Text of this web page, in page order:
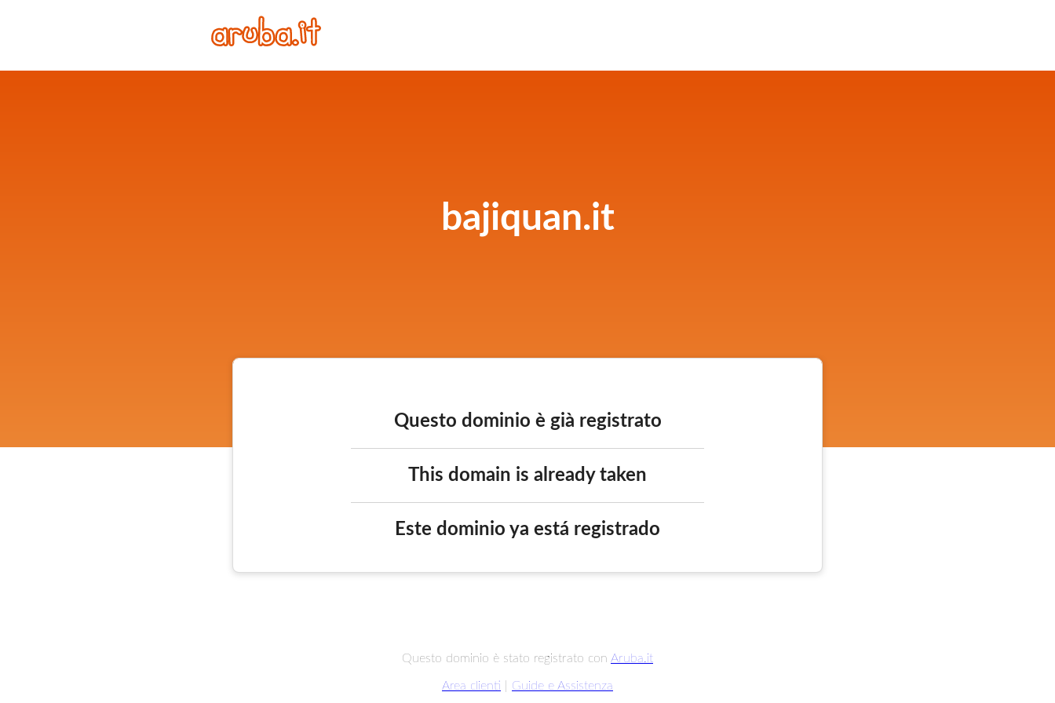
bajiquan.it
Questo dominio è già registrato
This domain is already taken
Este dominio ya está registrado
Questo dominio è stato registrato con Aruba.it
Area clienti Guide e Assistenza